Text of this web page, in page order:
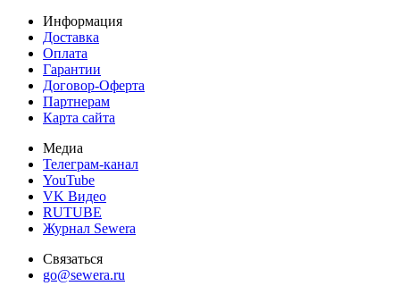
Информация
Доставка
Оплата
Гарантии
Договор-Оферта
Партнерам
Карта сайта
Медиа
Телеграм-канал
YouTube
VK Видео
RUTUBE
Журнал Sewera
Связаться
go@sewera.ru